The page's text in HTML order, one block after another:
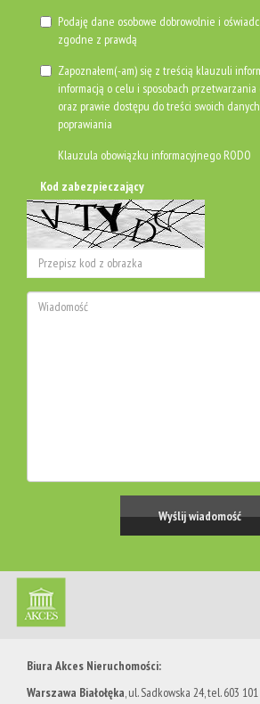
Podaję dane osobowe dobrowolnie i
zgodne z prawdą
Zapoznałem(-am) się z treścią klauzuli
informacją o celu i sposobach przetwarzania
oraz prawie dostępu do treści swoich
poprawiania
Klauzula obowiązku informacyjnego RODO
Kod zabezpieczający
Biura Akces Nieruchomości:
Warszawa Białołęka, ul. Sadkowska 24, tel. 603